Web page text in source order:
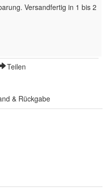
Versandfertig in 1 bis 2
Teilen
& Rückgabe